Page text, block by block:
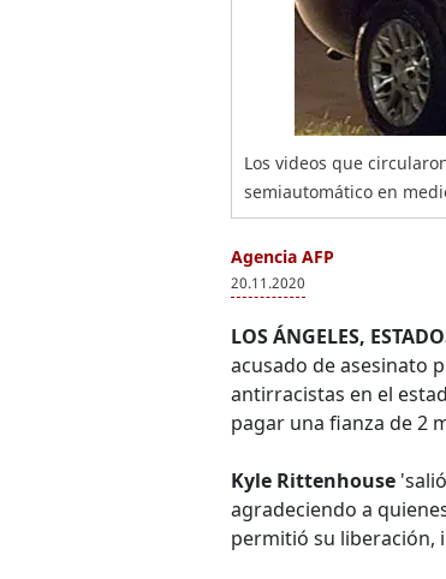
Los videos que
semiautomático en
Agencia AFP
20.11.2020
LOS ÁNGELES,
acusado de asesinato
antirracistas en el
pagar una fianza de 2
Kyle Rittenhouse
agradeciendo a
permitió su liberación,